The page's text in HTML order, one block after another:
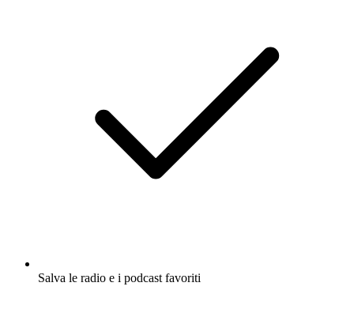
Salva le radio e i podcast favoriti